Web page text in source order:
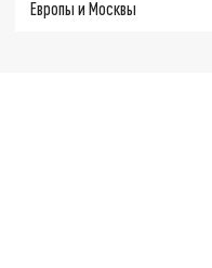
Европы и Москвы